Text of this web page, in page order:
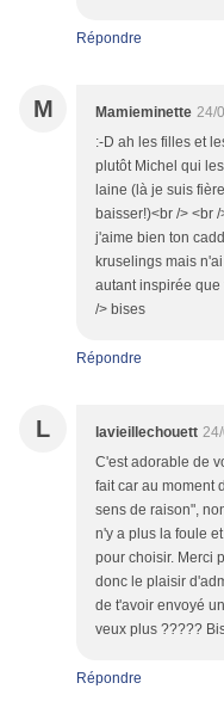
Répondre
M Mamieminette 24/
:-D ah les filles et
plutôt Michel qui
laine (là je suis
baisser!)<br /> <br
j'aime bien ton
kruselings mais
autant inspirée que
/> bises
Répondre
L lavieillechouett
C'est adorable de
fait car au moment
sens de raison",
n'y a plus la foule
pour choisir. Merci
donc le plaisir
de t'avoir envoyé
veux plus ?????
Répondre